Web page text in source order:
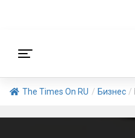
The Times On RU / Бизнес /